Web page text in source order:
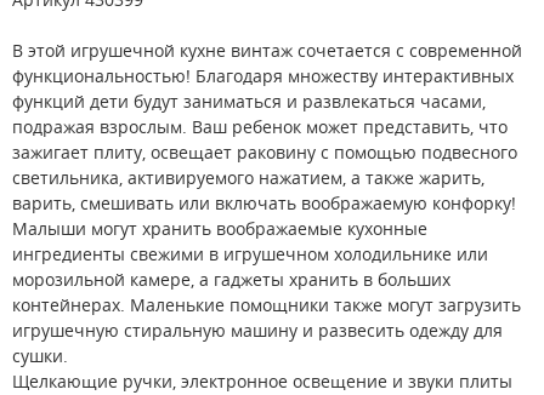
В этой игрушечной кухне винтаж сочетается с современной
функциональностью! Благодаря множеству интерактивных
функций дети будут заниматься и развлекаться часами,
подражая взрослым. Ваш ребенок может представить, что
зажигает плиту, освещает раковину с помощью подвесного
светильника, активируемого нажатием, а также жарить,
варить, смешивать или включать воображаемую конфорку!
Малыши могут хранить воображаемые кухонные
ингредиенты свежими в игрушечном холодильнике или
морозильной камере, а гаджеты хранить в больших
контейнерах. Маленькие помощники также могут загрузить
игрушечную стиральную машину и развесить одежду для
сушки.
Щелкающие ручки, электронное освещение и звуки плиты